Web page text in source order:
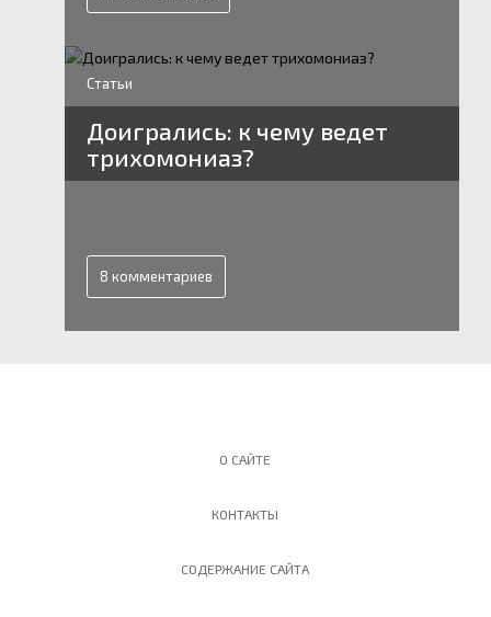
Статьи
Доигрались: к чему ведет
трихомониаз?
8 комментариев
О САЙТЕ
КОНТАКТЫ
СОДЕРЖАНИЕ САЙТА